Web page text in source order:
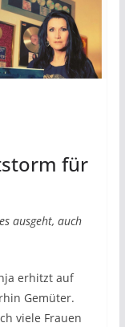
für
ausgeht, auch
erhitzt auf
Gemüter.
viele Frauen